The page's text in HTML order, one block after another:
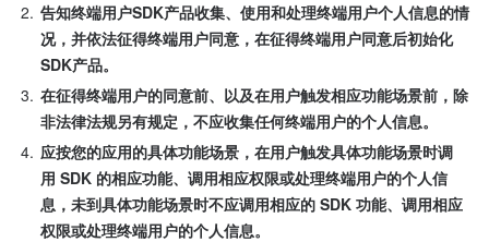
2. 告知终端用户SDK产品收集、使用和处理终端用户个人信息的情
况，并依法征得终端用户同意，在征得终端用户同意后初始化
SDK产品。
3. 在征得终端用户的同意前、以及在用户触发相应功能场景前，除
非法律法规另有规定，不应收集任何终端用户的个人信息。
4. 应按您的应用的具体功能场景，在用户触发具体功能场景时调
用 SDK 的相应功能、调用相应权限或处理终端用户的个人信
息，未到具体功能场景时不应调用相应的 SDK 功能、调用相应
权限或处理终端用户的个人信息。